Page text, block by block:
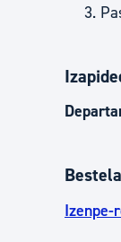
Izenpe-